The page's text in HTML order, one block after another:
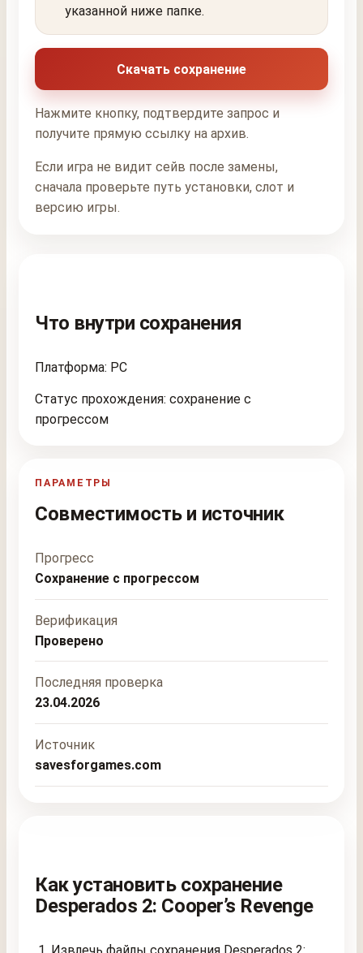
указанной ниже папке.
Скачать сохранение
Нажмите кнопку, подтвердите запрос и
получите прямую ссылку на архив.
Если игра не видит сейв после замены,
сначала проверьте путь установки, слот и
версию игры.
Что внутри сохранения
Платформа: PC
Статус прохождения: сохранение с
прогрессом
ПАРАМЕТРЫ
Совместимость и источник
Прогресс
Сохранение с прогрессом
Верификация
Проверено
Последняя проверка
23.04.2026
Источник
savesforgames.com
Как установить сохранение
Desperados 2: Cooper’s Revenge